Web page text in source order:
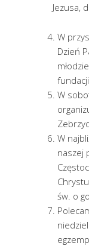
Jezusa,
W
Dzień
fundacji
W
W
naszej
św. o